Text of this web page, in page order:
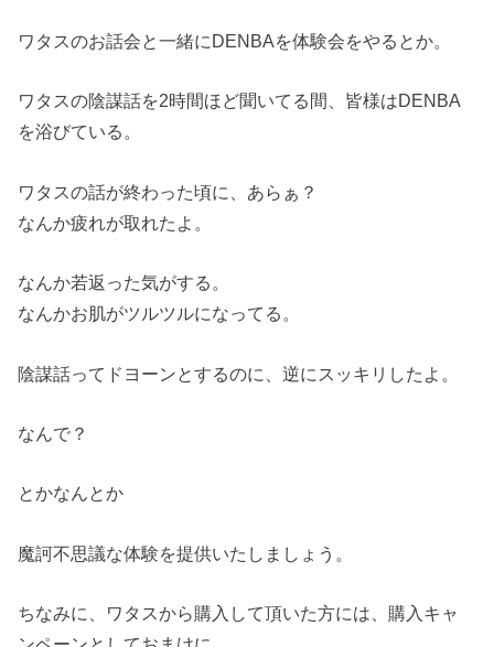
ワタスのお話会と一緒にDENBAを体験会をやるとか。
ワタスの陰謀話を2時間ほど聞いてる間、皆様はDENBA
を浴びている。
ワタスの話が終わった頃に、あらぁ？
なんか疲れが取れたよ。
なんか若返った気がする。
なんかお肌がツルツルになってる。
陰謀話ってドヨーンとするのに、逆にスッキリしたよ。
なんで？
とかなんとか
魔訶不思議な体験を提供いたしましょう。
ちなみに、ワタスから購入して頂いた方には、購入キャ